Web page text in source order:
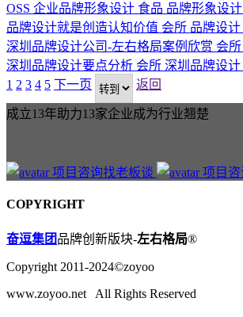
OSS 企业品牌形象设计 食品 品牌形象设计
品牌设计就是创造认知价值 会所 品牌设计
深圳品牌设计公司-左右格局案例欣赏 会所
深圳品牌设计要点分析 会所 深圳品牌设计
1 2 3 4 5 下一页 返回
成立13年助力13家企业成为行业翘楚
COPYRIGHT
奋逗集团品牌创新版块-左右格局®
Copyright 2011-2024©zoyoo
www.zoyoo.net All Rights Reserved